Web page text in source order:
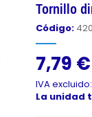
Tornillo
Código:
7,79 €
IVA
La unidad